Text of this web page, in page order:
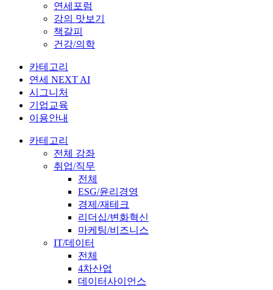
연세포럼
강의 맛보기
책갈피
건강/의학
카테고리
연세 NEXT AI
시그니처
기업교육
이용안내
카테고리
전체 강좌
취업/직무
전체
ESG/윤리경영
경제/재테크
리더십/변화혁신
마케팅/비즈니스
IT/데이터
전체
4차산업
데이터사이언스